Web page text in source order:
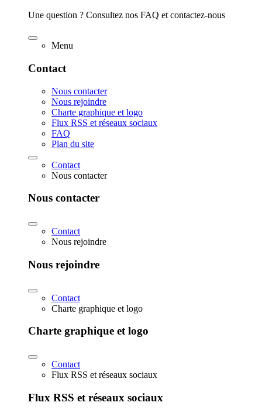
Une question ? Consultez nos FAQ et contactez-nous
Menu
Contact
Nous contacter
Nous rejoindre
Charte graphique et logo
Flux RSS et réseaux sociaux
FAQ
Plan du site
Contact
Nous contacter
Nous contacter
Contact
Nous rejoindre
Nous rejoindre
Contact
Charte graphique et logo
Charte graphique et logo
Contact
Flux RSS et réseaux sociaux
Flux RSS et réseaux sociaux